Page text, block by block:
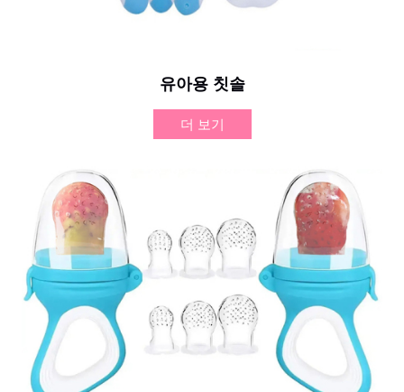
유아용 칫솔
더 보기